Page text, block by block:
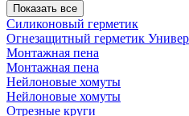
Показать все
Силиконовый герметик
Огнезащитный герметик
Монтажная пена
Монтажная пена
Нейлоновые хомуты
Нейлоновые хомуты
Отрезные круги